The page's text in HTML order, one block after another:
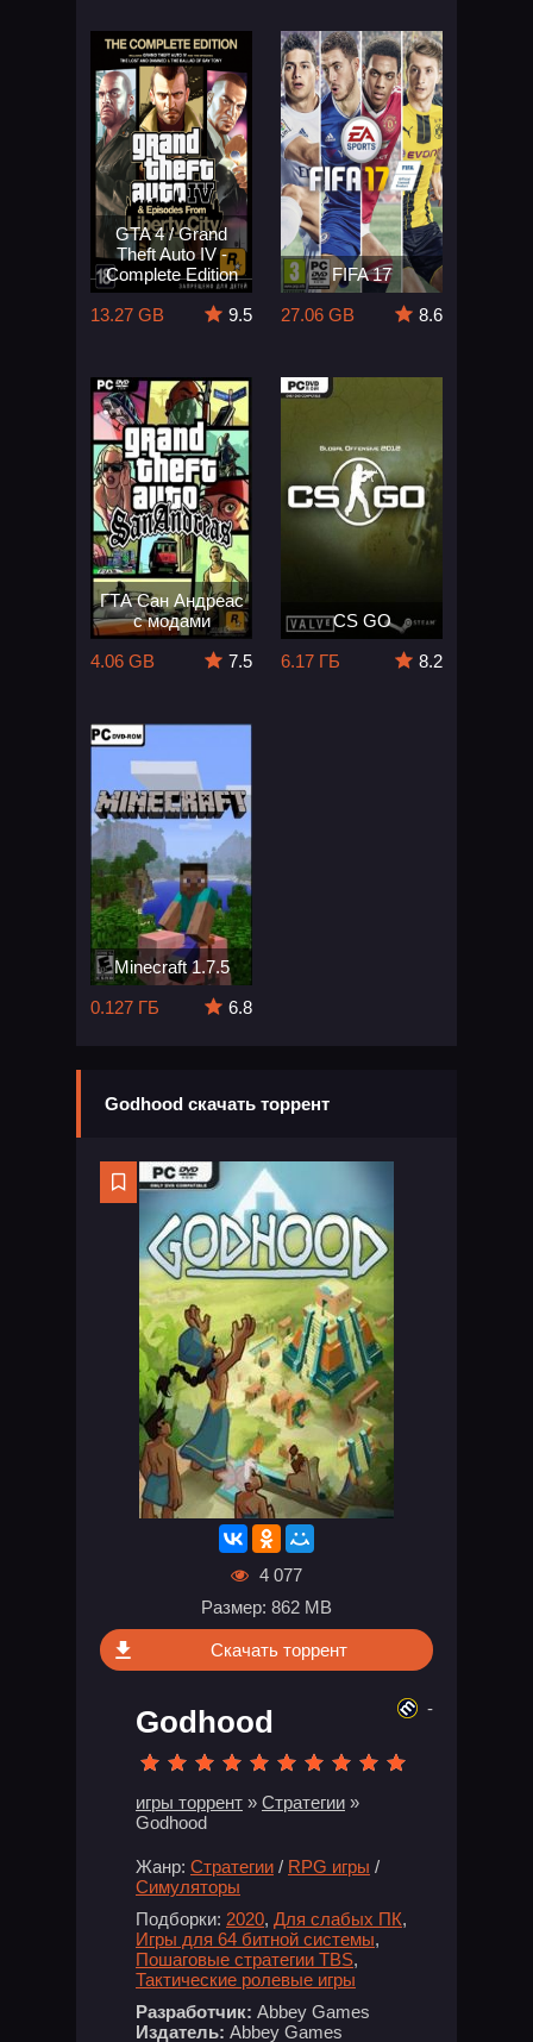
GTA 4 / Grand
Theft Auto IV -
Complete Edition
13.27 GB
9.5
FIFA 17
27.06 GB
8.6
ГТА Сан Андреас
с модами
4.06 GB
7.5
CS GO
6.17 ГБ
8.2
Minecraft 1.7.5
0.127 ГБ
6.8
Godhood скачать торрент
4 077
Размер: 862 MB
Скачать торрент
Godhood
игры торрент » Стратегии »
Godhood
Жанр: Стратегии / RPG игры /
Симуляторы
Подборки: 2020, Для слабых ПК,
Игры для 64 битной системы,
Пошаговые стратегии TBS,
Тактические ролевые игры
Разработчик: Abbey Games
Издатель: Abbey Games
-